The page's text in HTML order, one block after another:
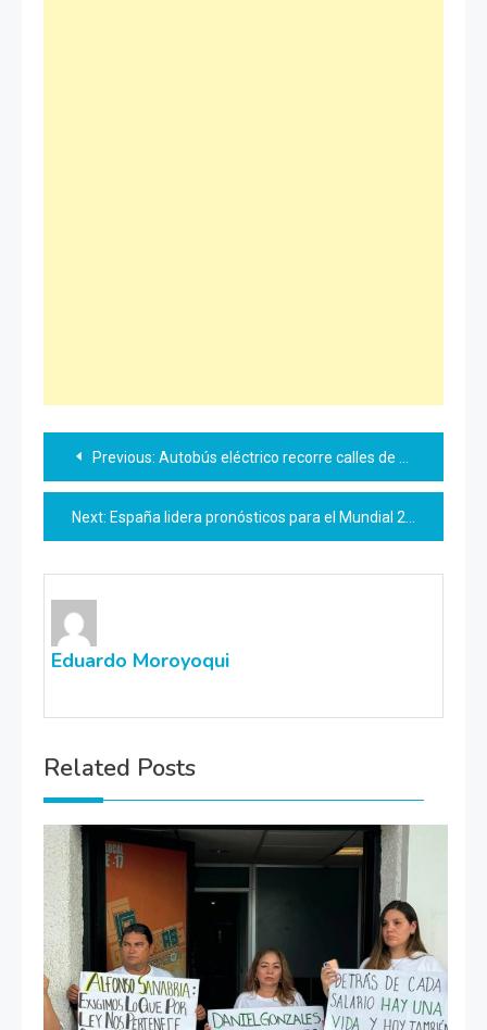
Navegación
de
entradas
Previous: Autobús eléctrico recorre calles de OBR
Next: España lidera pronósticos para el Mundial 2026
Eduardo Moroyoqui
Related Posts